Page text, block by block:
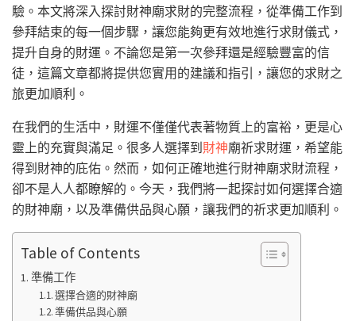
驗。本文將深入探討財神廟求財的完整流程，從準備工作到
參拜結束的每一個步驟，讓您能夠更有效地進行求財儀式，
提升自身的財運。不論您是第一次參拜還是經驗豐富的信
徒，這篇文章都將提供您實用的建議和指引，讓您的求財之
旅更加順利。
在我們的生活中，財運不僅僅代表著物質上的富裕，更是心
靈上的充實與滿足。很多人選擇到 財神廟祈求財運，希望能
得到財神的庇佑。然而，如何正確地進行財神廟求財流程，
卻不是人人都瞭解的。今天，我們將一起探討如何選擇合適
的財神廟，以及準備供品與心願，讓我們的祈求更加順利。
Table of Contents
準備工作
選擇合適的財神廟
準備供品與心願